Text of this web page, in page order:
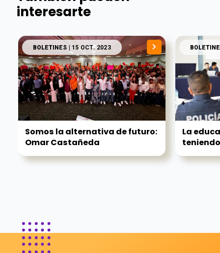
interesarte
BOLETINES | 15 OCT. 2023
Somos la alternativa de futuro:
Omar Castañeda
La